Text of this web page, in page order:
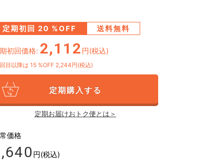
定期初回 20 %OFF 送料無料
初回価格: 2,112 円(税込)
目以降は 15 %OFF 2,244円(税込)
定期購入する
定期お届けおトク便とは＞
価格
円(税込)